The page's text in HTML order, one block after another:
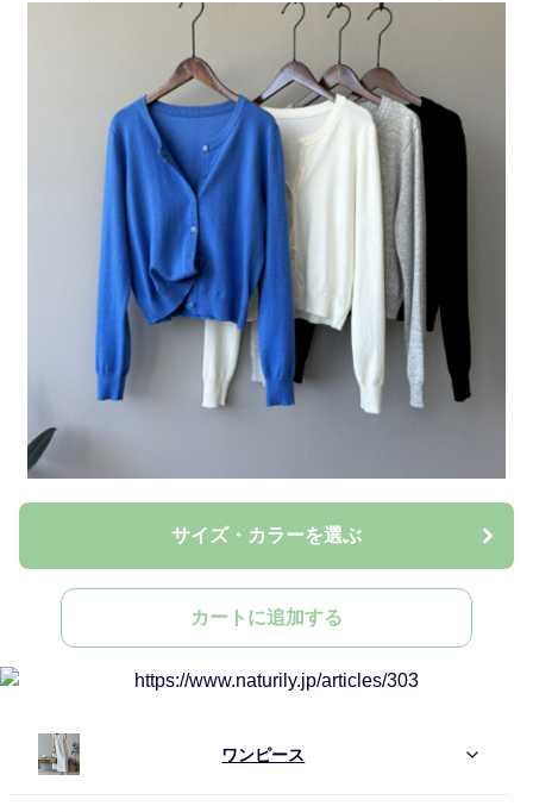
サイズ・カラーを選ぶ
カートに追加する
ワンピース